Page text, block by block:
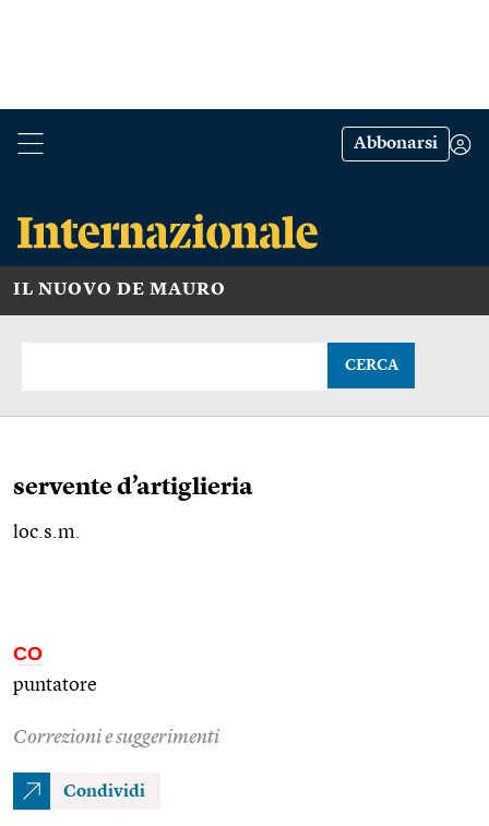
Abbonarsi
IL NUOVO DE MAURO
CERCA
servente d’artiglieria
loc.s.m.
CO
puntatore
Correzioni e suggerimenti
Condividi